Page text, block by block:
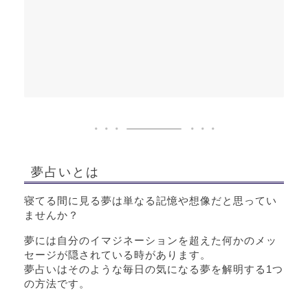
夢占いとは
寝てる間に見る夢は単なる記憶や想像だと思ってい
ませんか？
夢には自分のイマジネーションを超えた何かのメッ
セージが隠されている時があります。
夢占いはそのような毎日の気になる夢を解明する1つ
の方法です。